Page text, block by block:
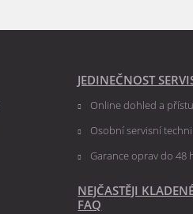
JEDINEČNOST
Online dohled a
Osobní servisní
Garance oprav do 48
NEJČASTĚJI
FAQ